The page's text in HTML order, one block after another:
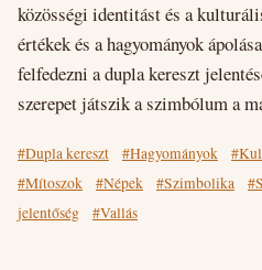
közösségi identitást és a
értékek és a hagyományok
felfedezni a dupla kereszt
szerepet játszik a szimbólum a
#Dupla kereszt #Hagyományok
#Mítoszok
#Népek #Szimbolika
jelentőség
#Vallás